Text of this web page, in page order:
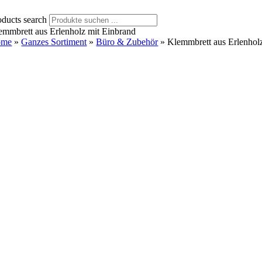
search
aus Erlenholz mit Einbrand
»Ganzes Sortiment »Büro & Zubehör»Klemmbrett aus